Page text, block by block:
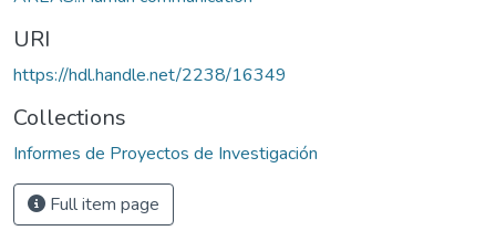
URI
https://hdl.handle.net/2238/16349
Collections
Informes de Proyectos de Investigación
Full item page